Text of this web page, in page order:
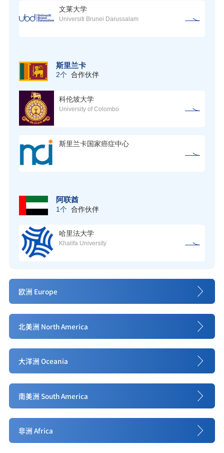
文莱大学
Universiti Brunei Darussalam
斯里兰卡
2个 合作伙伴
科伦坡大学
University of Colombo
斯里兰卡国家癌症中心
阿联酋
1个 合作伙伴
哈里法大学
Khalifa University
欧洲 Europe
北美洲 North America
大洋洲 Oceania
南美洲 South America
非洲 Africa